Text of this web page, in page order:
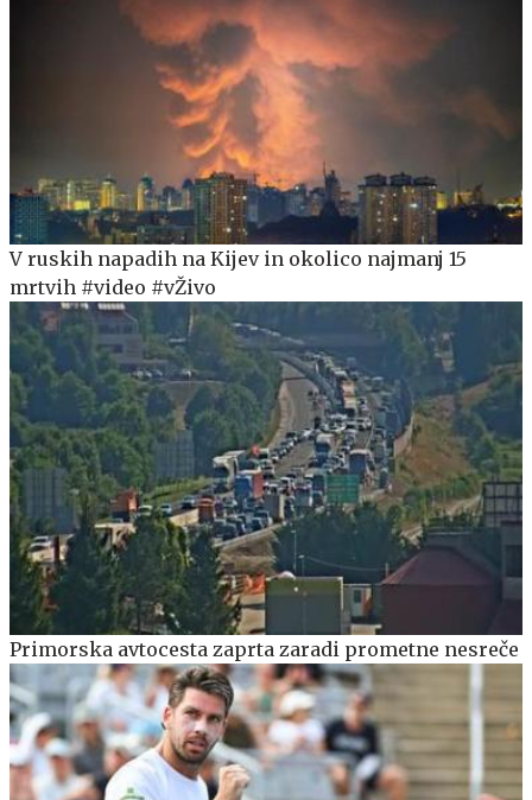
V ruskih napadih na Kijev in okolico najmanj 15
mrtvih #video #vŽivo
Primorska avtocesta zaprta zaradi prometne nesreče